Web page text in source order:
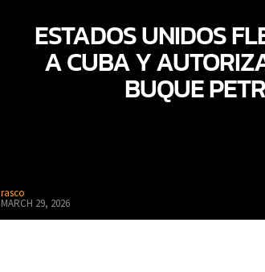
ESTADOS UNIDOS
A CUBA Y
BUQUE
rasco
MARCH 29, 2026